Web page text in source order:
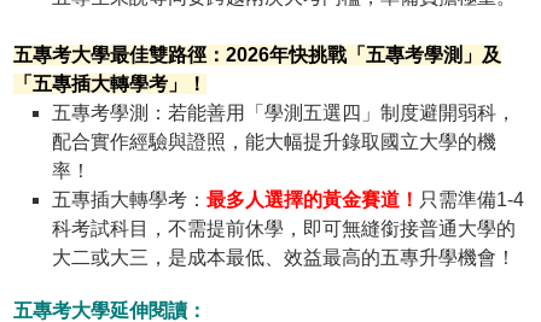
五專考大學最佳雙路徑：2026年快挑戰「五專考學測」及
「五專插大轉學考」！
五專考學測 ：若能善用「學測五選四」制度避開弱科，
配合實作經驗與證照，能大幅提升錄取國立大學的機
率！
五專插大轉學考 ：最多人選擇的黃金賽道！ 只需準備1-4
科考試科目，不需提前休學，即可無縫銜接普通大學的
大二或大三，是成本最低、效益最高的五專升學機會！
五專考大學延伸閱讀：